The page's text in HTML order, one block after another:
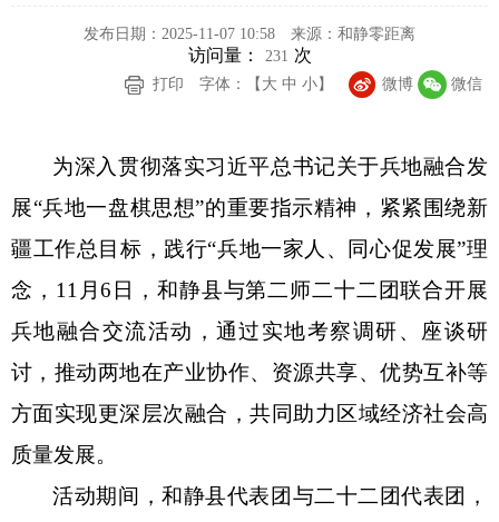
发布日期：2025-11-07 10:58 来源：和静零距离
访问量： 231 次
打印 字体：【 大 中 小】 微博 微信
为深入贯彻落实习近平总书记关于兵地融合发
展“兵地一盘棋思想”的重要指示精神，紧紧围绕新
疆工作总目标，践行“兵地一家人、同心促发展”理
念，11月6日，和静县与第二师二十二团联合开展
兵地融合交流活动，通过实地考察调研、座谈研
讨，推动两地在产业协作、资源共享、优势互补等
方面实现更深层次融合，共同助力区域经济社会高
质量发展。
活动期间，和静县代表团与二十二团代表团，